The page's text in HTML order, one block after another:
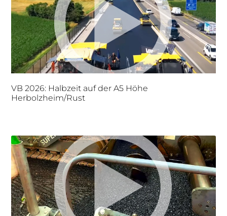
VB 2026: Halbzeit auf der A5 Höhe
Herbolzheim/Rust